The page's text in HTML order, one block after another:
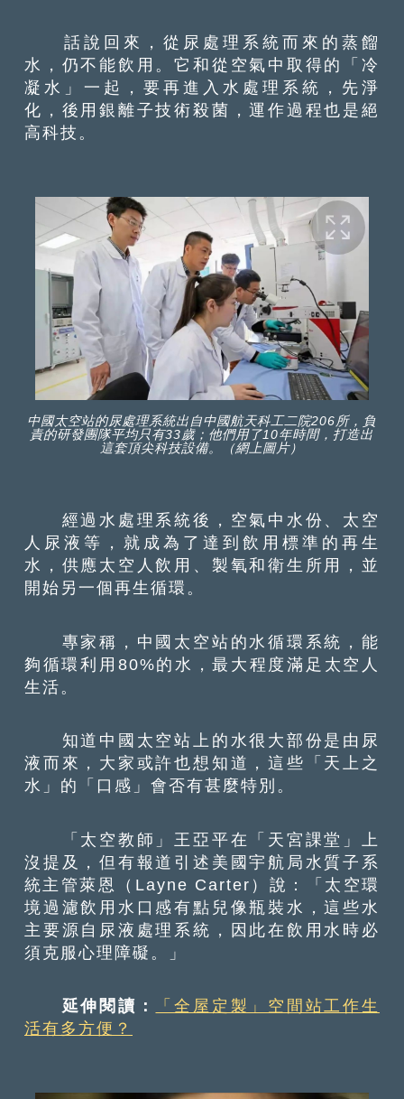
話說回來，從尿處理系統而來的蒸餾
水，仍不能飲用。它和從空氣中取得的「冷
凝水」一起，要再進入水處理系統，先淨
化，後用銀離子技術殺菌，運作過程也是絕
高科技。
中國太空站的尿處理系統出自中國航天科工二院206所，負
責的研發團隊平均只有33歲；他們用了10年時間，打造出
這套頂尖科技設備。（網上圖片）
經過水處理系統後，空氣中水份、太空
人尿液等，就成為了達到飲用標準的再生
水，供應太空人飲用、製氧和衛生所用，並
開始另一個再生循環。
專家稱，中國太空站的水循環系統，能
夠循環利用80%的水，最大程度滿足太空人
生活。
知道中國太空站上的水很大部份是由尿
液而來，大家或許也想知道，這些「天上之
水」的「口感」會否有甚麼特別。
「太空教師」王亞平在「天宮課堂」上
沒提及，但有報道引述美國宇航局水質子系
統主管萊恩（Layne Carter）說：「太空環
境過濾飲用水口感有點兒像瓶裝水，這些水
主要源自尿液處理系統，因此在飲用水時必
須克服心理障礙。」
延伸閱讀：
「全屋定製」空間站工作生
活有多方便？